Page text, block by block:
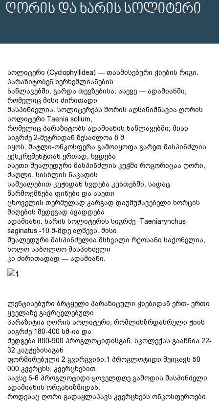
ღორის და ხარის სოლიტერი
სოლიტერი (Cyclophyllidea) — თასმისებური ჭიების რიგი.
პარაზიტობენ ხერხემლიანების
ნაწლავებში, გარდა თევზებისა; ასევე — ადამიანში,
რომელიც მისი ძირითადი
მასპინძელია. სოლიტერებს შორის აღსანიშნავია ღორის
სოლიტერი Taenia solium,
რომელიც პარაზიტობს ადამიანის ნაწლავებში; მისი
სიგრძე 2-მეტრიდან შესაძლოა 8 მ
იყოს. მატლი-ონკოსფერა გამოიყოფა გარეთ მასპინძლის
ექსკრემენტთან ერთად, ხვდება
ისეთი შუალედური მასპინძლის კუჭში როგორიცაა ღორი,
ძაღლი. სისხლის ნაკადის
საშუალებით კუჭიდან ხვდება კუნთებში, სადაც
წარმოქმნება ფინები და ასეთი
ცხოველის თერმულად კარგად დაუმუშავებელი ხორცის
მიღების შედეგად ავადდება
ადამიანი. ხარის სოლიტერის სიგრძე -Taeniarynchus
saginatus -10 მ-მდე აღწევს. მისი
შუალედური მასპინძელია მსხვილი რქოსანი საქონელია,
ხოლო საბოლოო მასპინძელი
კი ძირითადად — ადამიანი.
ლენტისებური ბრტყელი პარაზიტული ჭიებიდან ერთ- ერთი
ყველაზე გავრცელებული
პარაზიტია ღორის სოლიტერი, რომლისზრდასრული ჭიის
სიგრძე 180-400 სმ-ია და
შედგება 800-900 პროგლოტიდისგან. სკოლექსს გააჩნია 22-
32 კაუჭებისაგან
ფორმირებული 2 გვირგვინი.1 პროგლოტიდი შეიცავს 50
000 კვერცხს, კვერცხებით
სავსე 5-6 პროგლოტიდი ყოველდღე გამოდის მასპინძელი
ადამიანის ორგანიზმიდან.
როდესაც ღორი გადაყლაპავს კვერცხებს ონკოსფეროები